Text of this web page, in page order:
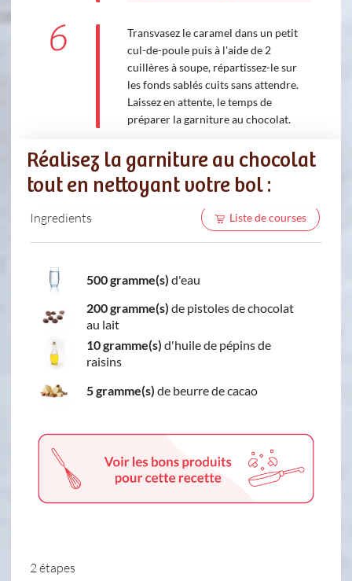
6
Transvasez le caramel dans un petit
cul-de-poule puis à l'aide de 2
cuillères à soupe, répartissez-le sur
les fonds sablés cuits sans attendre.
Laissez en attente, le temps de
préparer la garniture au chocolat.
Réalisez la garniture au chocolat
tout en nettoyant votre bol :
Ingredients Liste de courses
500 gramme(s) d'eau
200 gramme(s) de pistoles de chocolat
au lait
10 gramme(s) d'huile de pépins de
raisins
5 gramme(s) de beurre de cacao
2 étapes